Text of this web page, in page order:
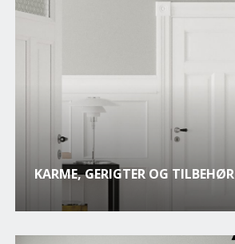
KARME, GERIGTER OG TILBEHØR